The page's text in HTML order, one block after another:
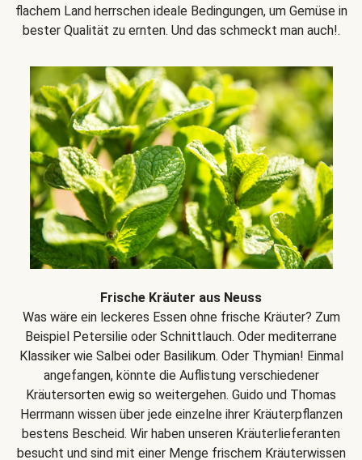
flachem Land herrschen ideale Bedingungen, um Gemüse in
bester Qualität zu ernten. Und das schmeckt man auch!.
Frische Kräuter aus Neuss
Was wäre ein leckeres Essen ohne frische Kräuter? Zum
Beispiel Petersilie oder Schnittlauch. Oder mediterrane
Klassiker wie Salbei oder Basilikum. Oder Thymian! Einmal
angefangen, könnte die Auflistung verschiedener
Kräutersorten ewig so weitergehen. Guido und Thomas
Herrmann wissen über jede einzelne ihrer Kräuterpflanzen
bestens Bescheid. Wir haben unseren Kräuterlieferanten
besucht und sind mit einer Menge frischem Kräuterwissen